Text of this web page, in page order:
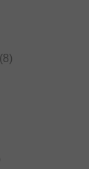
(8)